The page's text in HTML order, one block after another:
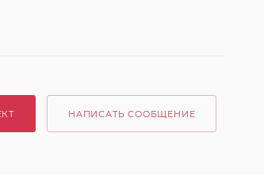
НАПИСАТЬ СООБЩЕНИЕ